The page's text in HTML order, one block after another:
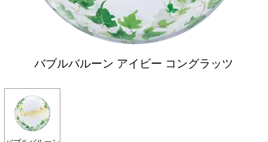
バブルバルーン アイビー コングラッツ